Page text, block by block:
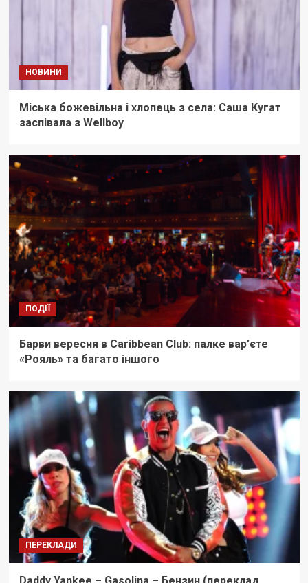
НОВИНИ
Міська божевільна і хлопець з села: Саша Кугат
заспівала з Wellboy
ПОДІЇ
Барви вересня в Caribbean Club: палке вар’єте
«Рояль» та багато іншого
ПЕРЕКЛАДИ